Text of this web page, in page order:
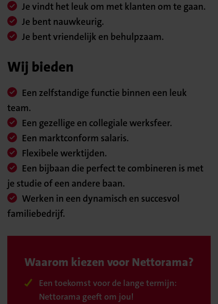
Je vindt het leuk om met klanten om te gaan.
Je bent nauwkeurig.
Je bent vriendelijk en behulpzaam.
Wij bieden
Een zelfstandige functie binnen een leuk
team.
Een gezellige en collegiale werksfeer.
Een marktconform salaris.
Flexibele werktijden.
Een bijbaan die perfect te combineren is met
je studie of een andere baan.
Werken in een dynamisch en succesvol
familiebedrijf.
Waarom kiezen voor Nettorama?
Een toekomst voor de lange termijn:
Nettorama geeft om jou!